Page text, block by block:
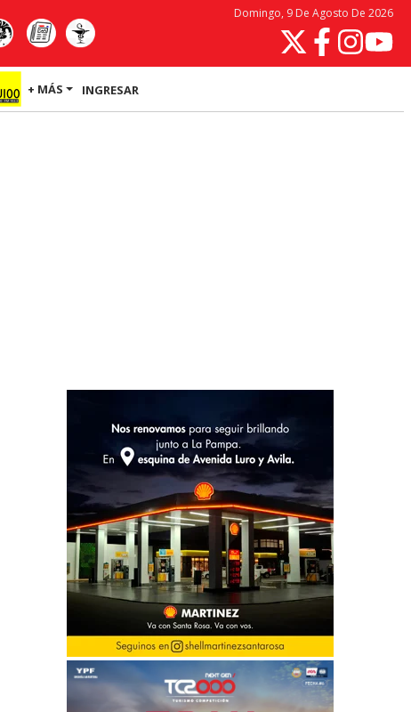
Domingo, 9 De Agosto De 2026
+ MÁS INGRESAR